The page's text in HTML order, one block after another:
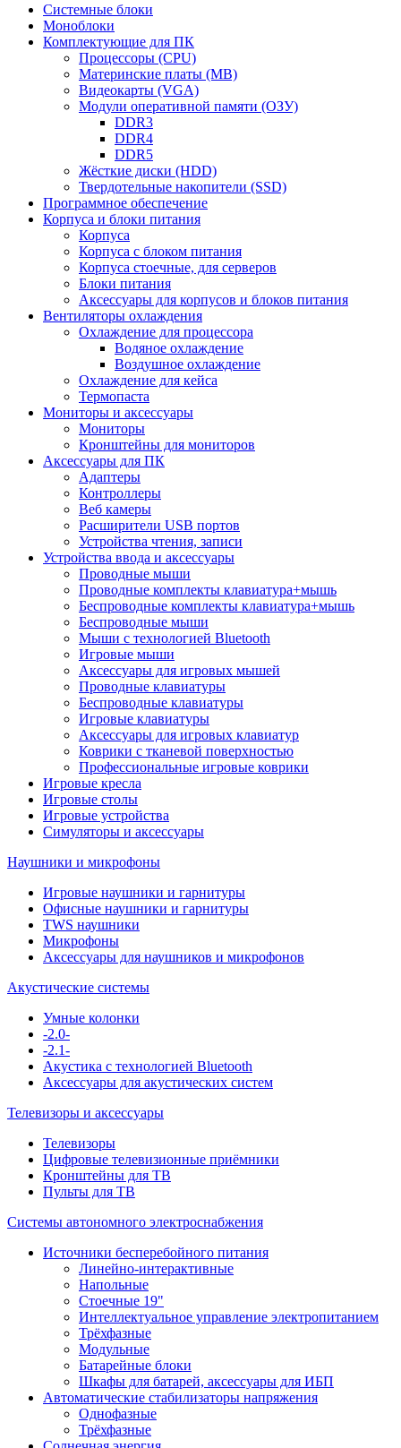
Системные блоки
Моноблоки
Комплектующие для ПК
Процессоры (CPU)
Материнские платы (MB)
Видеокарты (VGA)
Модули оперативной памяти (ОЗУ)
DDR3
DDR4
DDR5
Жёсткие диски (HDD)
Твердотельные накопители (SSD)
Программное обеспечение
Корпуса и блоки питания
Корпуса
Корпуса с блоком питания
Корпуса стоечные, для серверов
Блоки питания
Аксессуары для корпусов и блоков питания
Вентиляторы охлаждения
Охлаждение для процессора
Водяное охлаждение
Воздушное охлаждение
Охлаждение для кейса
Термопаста
Мониторы и аксессуары
Мониторы
Кронштейны для мониторов
Аксессуары для ПК
Адаптеры
Контроллеры
Веб камеры
Расширители USB портов
Устройства чтения, записи
Устройства ввода и аксессуары
Проводные мыши
Проводные комплекты клавиатура+мышь
Беспроводные комплекты клавиатура+мышь
Беспроводные мыши
Мыши с технологией Bluetooth
Игровые мыши
Аксессуары для игровых мышей
Проводные клавиатуры
Беспроводные клавиатуры
Игровые клавиатуры
Аксессуары для игровых клавиатур
Коврики с тканевой поверхностью
Профессиональные игровые коврики
Игровые кресла
Игровые столы
Игровые устройства
Симуляторы и аксессуары
Наушники и микрофоны
Игровые наушники и гарнитуры
Офисные наушники и гарнитуры
TWS наушники
Микрофоны
Аксессуары для наушников и микрофонов
Акустические системы
Умные колонки
-2.0-
-2.1-
Акустика с технологией Bluetooth
Аксессуары для акустических систем
Телевизоры и аксессуары
Телевизоры
Цифровые телевизионные приёмники
Кронштейны для ТВ
Пульты для ТВ
Системы автономного электроснабжения
Источники бесперебойного питания
Линейно-интерактивные
Напольные
Стоечные 19"
Интеллектуальное управление электропитанием
Трёхфазные
Модульные
Батарейные блоки
Шкафы для батарей, аксессуары для ИБП
Автоматические стабилизаторы напряжения
Однофазные
Трёхфазные